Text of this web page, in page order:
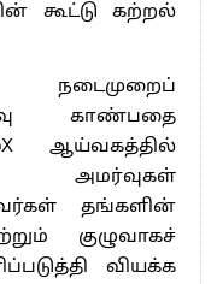
கூட்டு கற்றல்
நடைமுறைப்
காண்பதை
ஆய்வகத்தில்
அமர்வுகள்
தங்களின்
குழுவாகச்
வியக்க